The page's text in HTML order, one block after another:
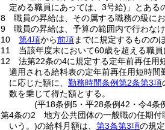
定める職員にあっては、3号給) 」とある
8
職員の昇給は、その属する職務の級に
9
職員の昇給は、予算の範囲内で行わなけ
10
第4項から前項までに規定するものの
11
当該年度末において60歳を超える職員
12
法第22条の4に規定する定年前再任用
適用される給料表の定年前再任用短時間
に応じた額に、 勤務時間条例第2条第3項
数を乗じて得た額とする。
(平18条例5・平28条例42・令4条
第4条の2
地方公共団体の一般職の任期
いう。)の給料月額は、 第3条第3項の規